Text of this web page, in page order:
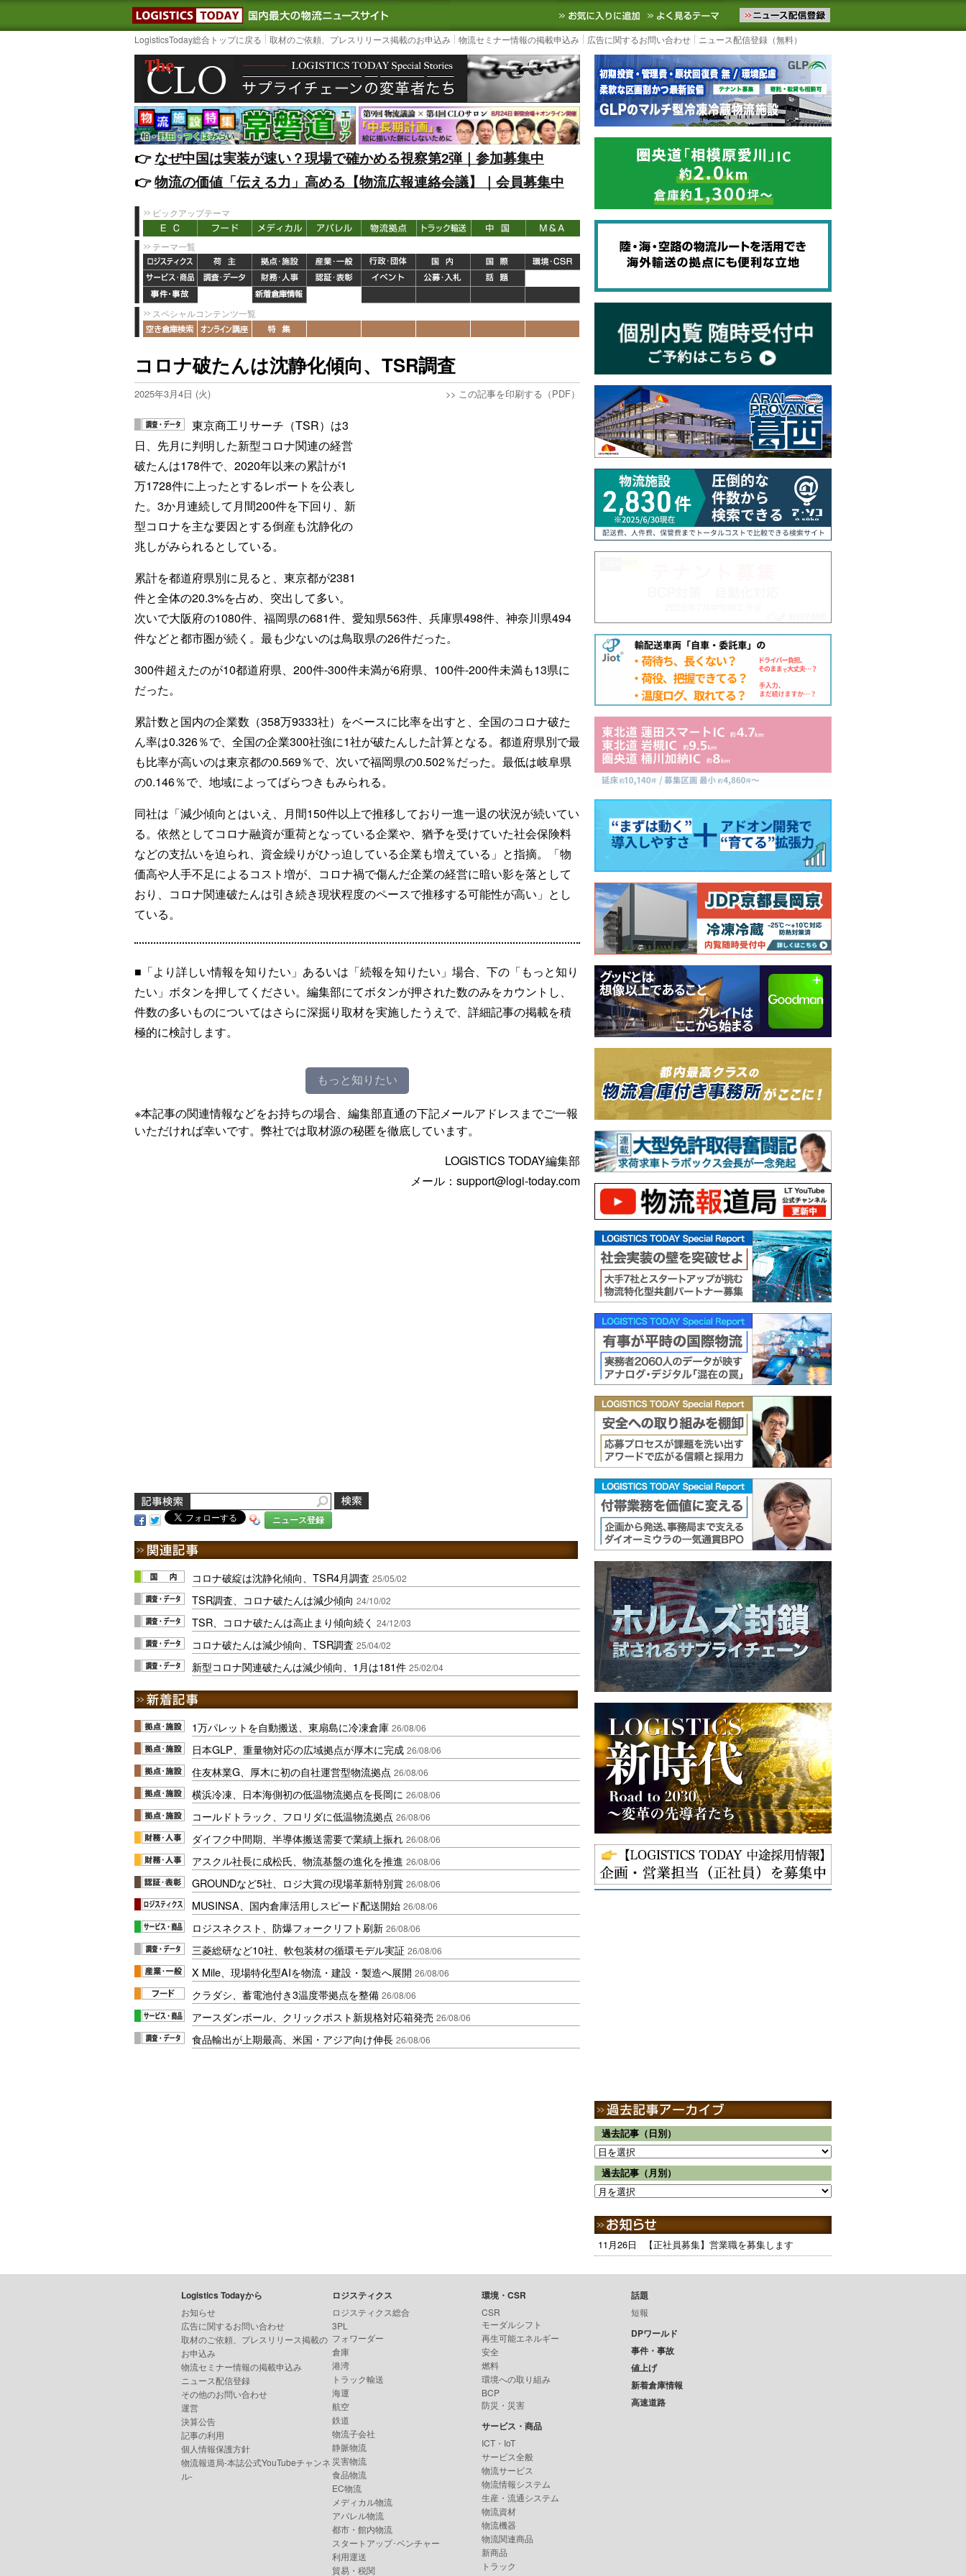
LOGISTICS TODAY｜国内最大の物流ニュースサイト3PL, SCMなど国内外の最新の物流ニュースをお届けします。物流ニュースメール配信を登録す
お気に入りに追加 よく見るテーマ
LogisticsToday総合トップに戻る 取材のご依頼、プレスリリース掲載のお申込み 物流セミナー情報の掲載申込み 広告に関するお問い合わせ ニュース配信登録（無料）
👉️なぜ中国は実装が速い？現場で確かめる視察第2弾｜参加募集中
👉️物流の価値「伝える力」高める【物流広報連絡会議】｜会員募集中
ピックアップテーマ
テーマ一覧
スペシャルコンテンツ一覧
コロナ破たんは沈静化傾向、TSR調査
2025年3月4日 (火) >> この記事を印刷する（PDF）
東京商工リサーチ（TSR）は3
日、先月に判明した新型コロナ関連の経営
破たんは178件で、2020年以来の累計が1
万1728件に上ったとするレポートを公表し
た。3か月連続して月間200件を下回り、新
型コロナを主な要因とする倒産も沈静化の
兆しがみられるとしている。
累計を都道府県別に見ると、東京都が2381
件と全体の20.3%を占め、突出して多い。
次いで大阪府の1080件、福岡県の681件、愛知県563件、兵庫県498件、神奈川県494
件などと都市圏が続く。最も少ないのは鳥取県の26件だった。
300件超えたのが10都道府県、200件-300件未満が6府県、100件-200件未満も13県に
だった。
累計数と国内の企業数（358万9333社）をベースに比率を出すと、全国のコロナ破た
ん率は0.326％で、全国の企業300社強に1社が破たんした計算となる。都道府県別で最
も比率が高いのは東京都の0.569％で、次いで福岡県の0.502％だった。最低は岐阜県
の0.146％で、地域によってばらつきもみられる。
同社は「減少傾向とはいえ、月間150件以上で推移しており一進一退の状況が続いてい
る。依然としてコロナ融資が重荷となっている企業や、猶予を受けていた社会保険料
などの支払いを迫られ、資金繰りがひっ迫している企業も増えている」と指摘。「物
価高や人手不足によるコスト増が、コロナ禍で傷んだ企業の経営に暗い影を落として
おり、コロナ関連破たんは引き続き現状程度のペースで推移する可能性が高い」とし
ている。
■「より詳しい情報を知りたい」あるいは「続報を知りたい」場合、下の「もっと知り
たい」ボタンを押してください。編集部にてボタンが押された数のみをカウントし、
件数の多いものについてはさらに深掘り取材を実施したうえで、詳細記事の掲載を積
極的に検討します。
もっと知りたい
※本記事の関連情報などをお持ちの場合、編集部直通の下記メールアドレスまでご一報
いただければ幸いです。弊社では取材源の秘匿を徹底しています。
LOGISTICS TODAY編集部
メール：support@logi-today.com
ニュース登録
コロナ破綻は沈静化傾向、TSR4月調査 25/05/02
TSR調査、コロナ破たんは減少傾向 24/10/02
TSR、コロナ破たんは高止まり傾向続く 24/12/03
コロナ破たんは減少傾向、TSR調査 25/04/02
新型コロナ関連破たんは減少傾向、1月は181件 25/02/04
1万パレットを自動搬送、東扇島に冷凍倉庫 26/08/06
日本GLP、重量物対応の広域拠点が厚木に完成 26/08/06
住友林業G、厚木に初の自社運営型物流拠点 26/08/06
横浜冷凍、日本海側初の低温物流拠点を長岡に 26/08/06
コールドトラック、フロリダに低温物流拠点 26/08/06
ダイフク中間期、半導体搬送需要で業績上振れ 26/08/06
アスクル社長に成松氏、物流基盤の進化を推進 26/08/06
GROUNDなど5社、ロジ大賞の現場革新特別賞 26/08/06
MUSINSA、国内倉庫活用しスピード配送開始 26/08/06
ロジスネクスト、防爆フォークリフト刷新 26/08/06
三菱総研など10社、軟包装材の循環モデル実証 26/08/06
X Mile、現場特化型AIを物流・建設・製造へ展開 26/08/06
クラダシ、蓄電池付き3温度帯拠点を整備 26/08/06
アースダンボール、クリックポスト新規格対応箱発売 26/08/06
食品輸出が上期最高、米国・アジア向け伸長 26/08/06
過去記事（日別）
過去記事（月別）
11月26日 【正社員募集】営業職を募集します
Logistics Todayから
お知らせ
広告に関するお問い合わせ
取材のご依頼、プレスリリース掲載の
お申込み
物流セミナー情報の掲載申込み
ニュース配信登録
その他のお問い合わせ
運営
決算公告
記事の利用
個人情報保護方針
物流報道局-本誌公式YouTubeチャンネ
ル-
ロジスティクス
ロジスティクス総合
3PL
フォワーダー
倉庫
港湾
トラック輸送
海運
航空
鉄道
物流子会社
静脈物流
災害物流
食品物流
EC物流
メディカル物流
アパレル物流
都市・館内物流
スタートアップ･ベンチャー
利用運送
貿易・税関
環境・CSR
CSR
モーダルシフト
再生可能エネルギー
安全
燃料
環境への取り組み
BCP
防災・災害
サービス・商品
ICT・IoT
サービス全般
物流サービス
物流情報システム
生産・流通システム
物流資材
物流機器
物流関連商品
新商品
トラック
話題
短報
DPワールド
事件・事故
値上げ
新着倉庫情報
高速道路